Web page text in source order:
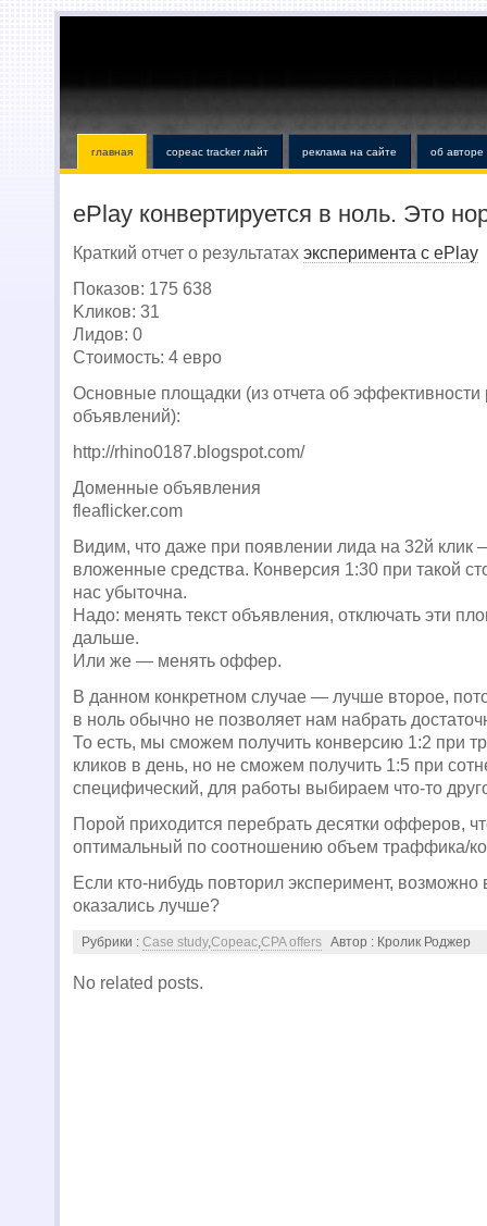
главная copeac tracker лайт реклама на сайте об авторе
ePlay конвертируется в ноль. Это
Краткий отчет о результатах эксперимента с ePlay
Показов: 175 638
Kликов: 31
Лидов: 0
Стоимость: 4 евро
Основные площадки (из отчета об
объявлений):
http://rhino0187.blogspot.com/
Доменные объявления
fleaflicker.com
Видим, что даже при появлении лида на 32й
вложенные средства. Конверсия 1:30 при такой
нас убыточна.
Надо: менять текст объявления, отключать эти
дальше.
Или же — менять оффер.
В данном конкретном случае — лучше второе,
в ноль обычно не позволяет нам набрать
То есть, мы сможем получить конверсию 1:2 при
кликов в день, но не сможем получить 1:5 при
специфический, для работы выбираем что-то
Порой приходится перебрать десятки офферов,
оптимальный по соотношению объем траффика/
Если кто-нибудь повторил эксперимент, возможно
оказались лучше?
Рубрики : Case study,Copeac,CPA offers Автор : Кролик Роджер
No related posts.